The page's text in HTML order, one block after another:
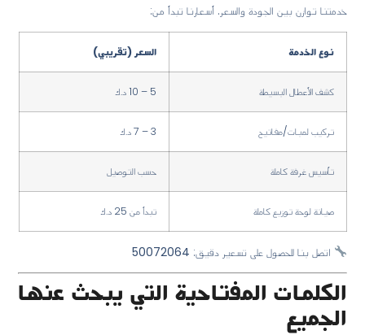
خدمتنا توازن بين الجودة والسعر. أسعارنا تبدأ من:
نوع الخدمة السعر (تقريبي)
كشف الأعطال البسيطة 5 – 10 د.ك
تركيب لمبات/مفاتيح 3 – 7 د.ك
تأسيس غرفة كاملة حسب التوصيل
صيانة لوحة توزيع كاملة تبدأ من 25 د.ك
اتصل بنا للحصول على تسعير دقيق: 50072064
الكلمات المفتاحية التي يبحث عنها
الجميع